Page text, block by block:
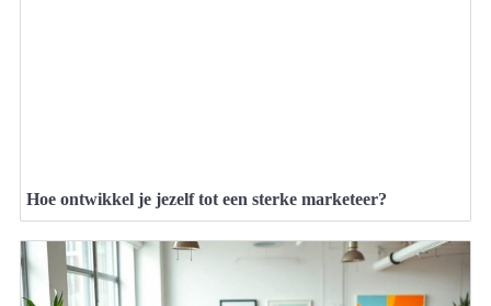
Hoe ontwikkel je jezelf tot een sterke marketeer?